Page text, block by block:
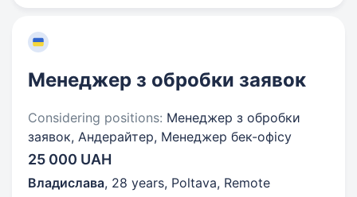
Менеджер з обробки заявок
Considering positions: Менеджер з обробки
заявок, Андерайтер, Менеджер бек-офісу
25 000 UAH
Владислава, 28 years, Poltava, Remote